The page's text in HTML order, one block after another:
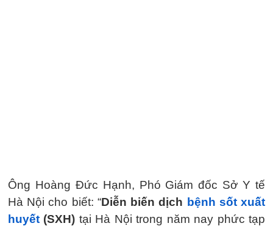
Ông Hoàng Đức Hạnh, Phó Giám đốc Sở Y tế
Hà Nội cho biết: “Diễn biến dịch bệnh sốt xuất
huyết (SXH) tại Hà Nội trong năm nay phức tạp